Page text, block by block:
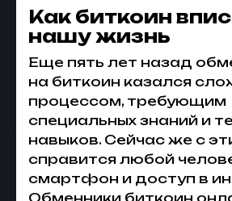
Как биткоин
нашу жизнь
Еще пять лет назад
на биткоин казался
процессом, требующим
специальных знаний и
навыков. Сейчас же с
справится любой
смартфон и доступ в
Обменники биткоин